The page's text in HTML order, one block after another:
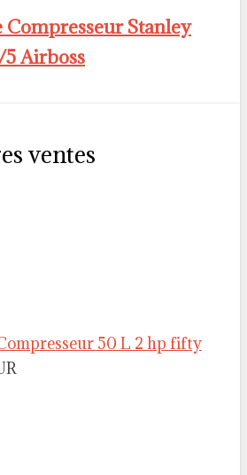
Compresseur Stanley
Airboss
ventes
50 L 2 hp fifty